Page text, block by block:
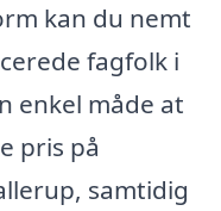
kan du nemt
fagfolk i
enkel måde at
pris på
samtidig